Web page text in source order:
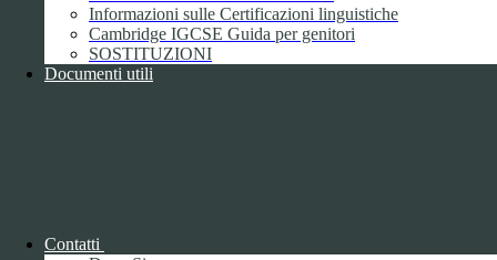
Informazioni sulle Certificazioni linguistiche
Cambridge IGCSE Guida per genitori
SOSTITUZIONI
Documenti utili
Contatti